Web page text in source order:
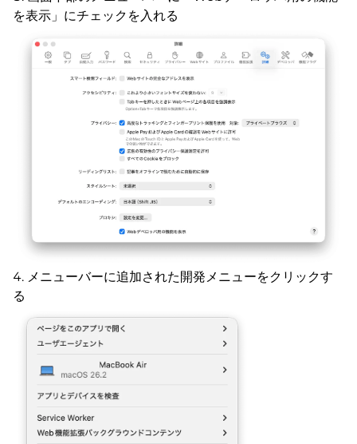
を表示」にチェックを入れる
メニューバーに追加された開発メニューをクリックす
る